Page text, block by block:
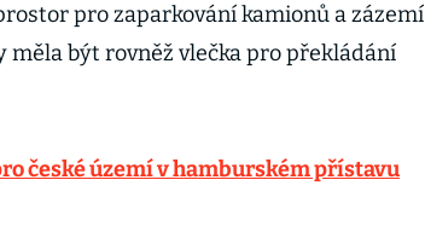
pro zaparkování kamionů a zázemí
měla být rovněž vlečka pro překládání
české území v hamburském přístavu